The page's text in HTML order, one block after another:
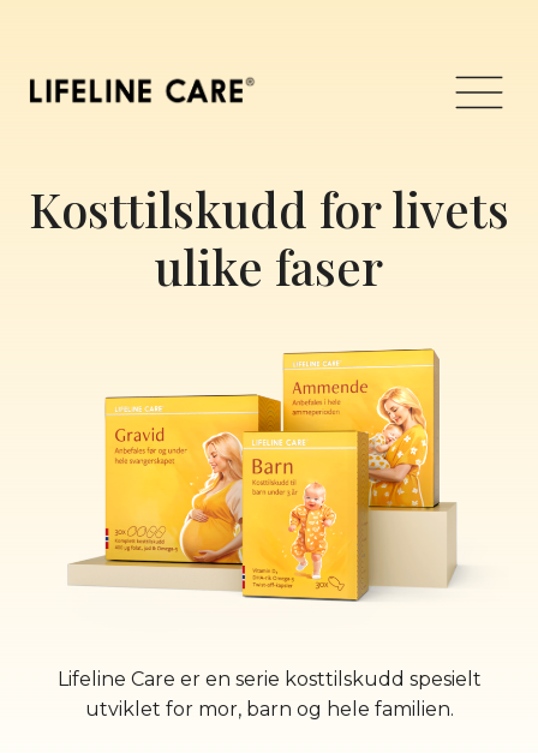
innhold
Kosttilskudd for livets
ulike faser
Lifeline Care er en serie kosttilskudd spesielt
utviklet for mor, barn og hele familien.